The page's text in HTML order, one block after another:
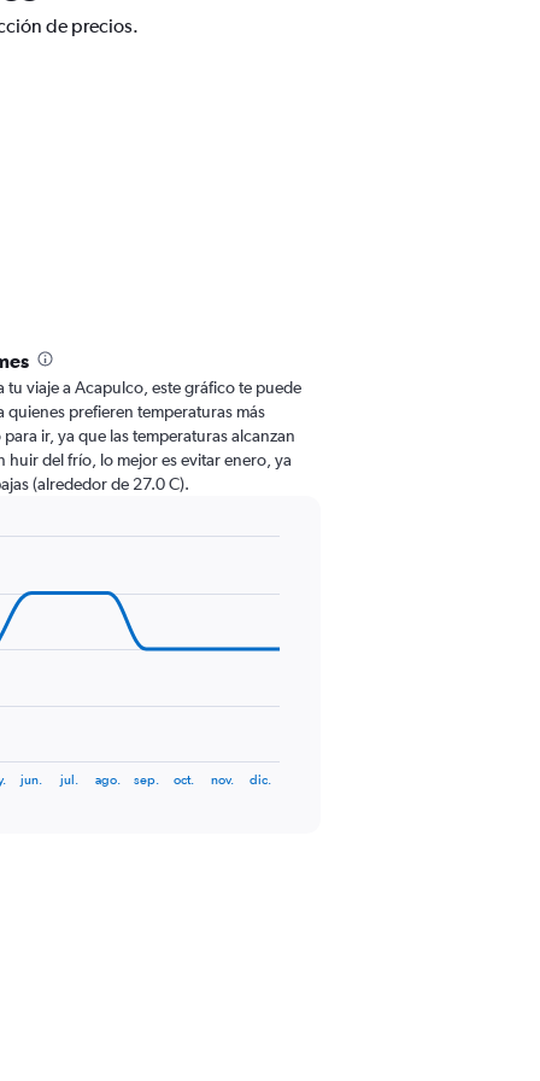
de precios.
tu viaje a Acapulco, este gráfico te puede
quienes prefieren temperaturas más
ir, ya que las temperaturas alcanzan
huir del frío, lo mejor es evitar enero, ya
(alrededor de 27.0 C).
jun. jul. ago. sep. oct. nov. dic.